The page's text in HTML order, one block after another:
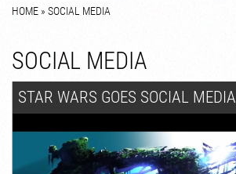
HOME »SOCIAL MEDIA
SOCIAL MEDIA
STAR WARS GOES SOCIAL MEDIA